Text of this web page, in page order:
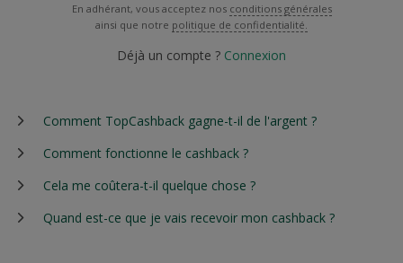
En adhérant, vous acceptez nos conditions générales
ainsi que notre politique de confidentialité.
Déjà un compte ? Connexion
Comment TopCashback gagne-t-il de l'argent ?
Comment fonctionne le cashback ?
Cela me coûtera-t-il quelque chose ?
Quand est-ce que je vais recevoir mon cashback ?